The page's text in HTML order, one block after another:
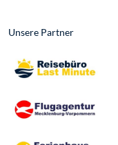
Unsere Partner